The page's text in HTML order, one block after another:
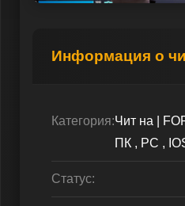
Информация о
Категория:Чит на |
ПК , PC ,
Статус: